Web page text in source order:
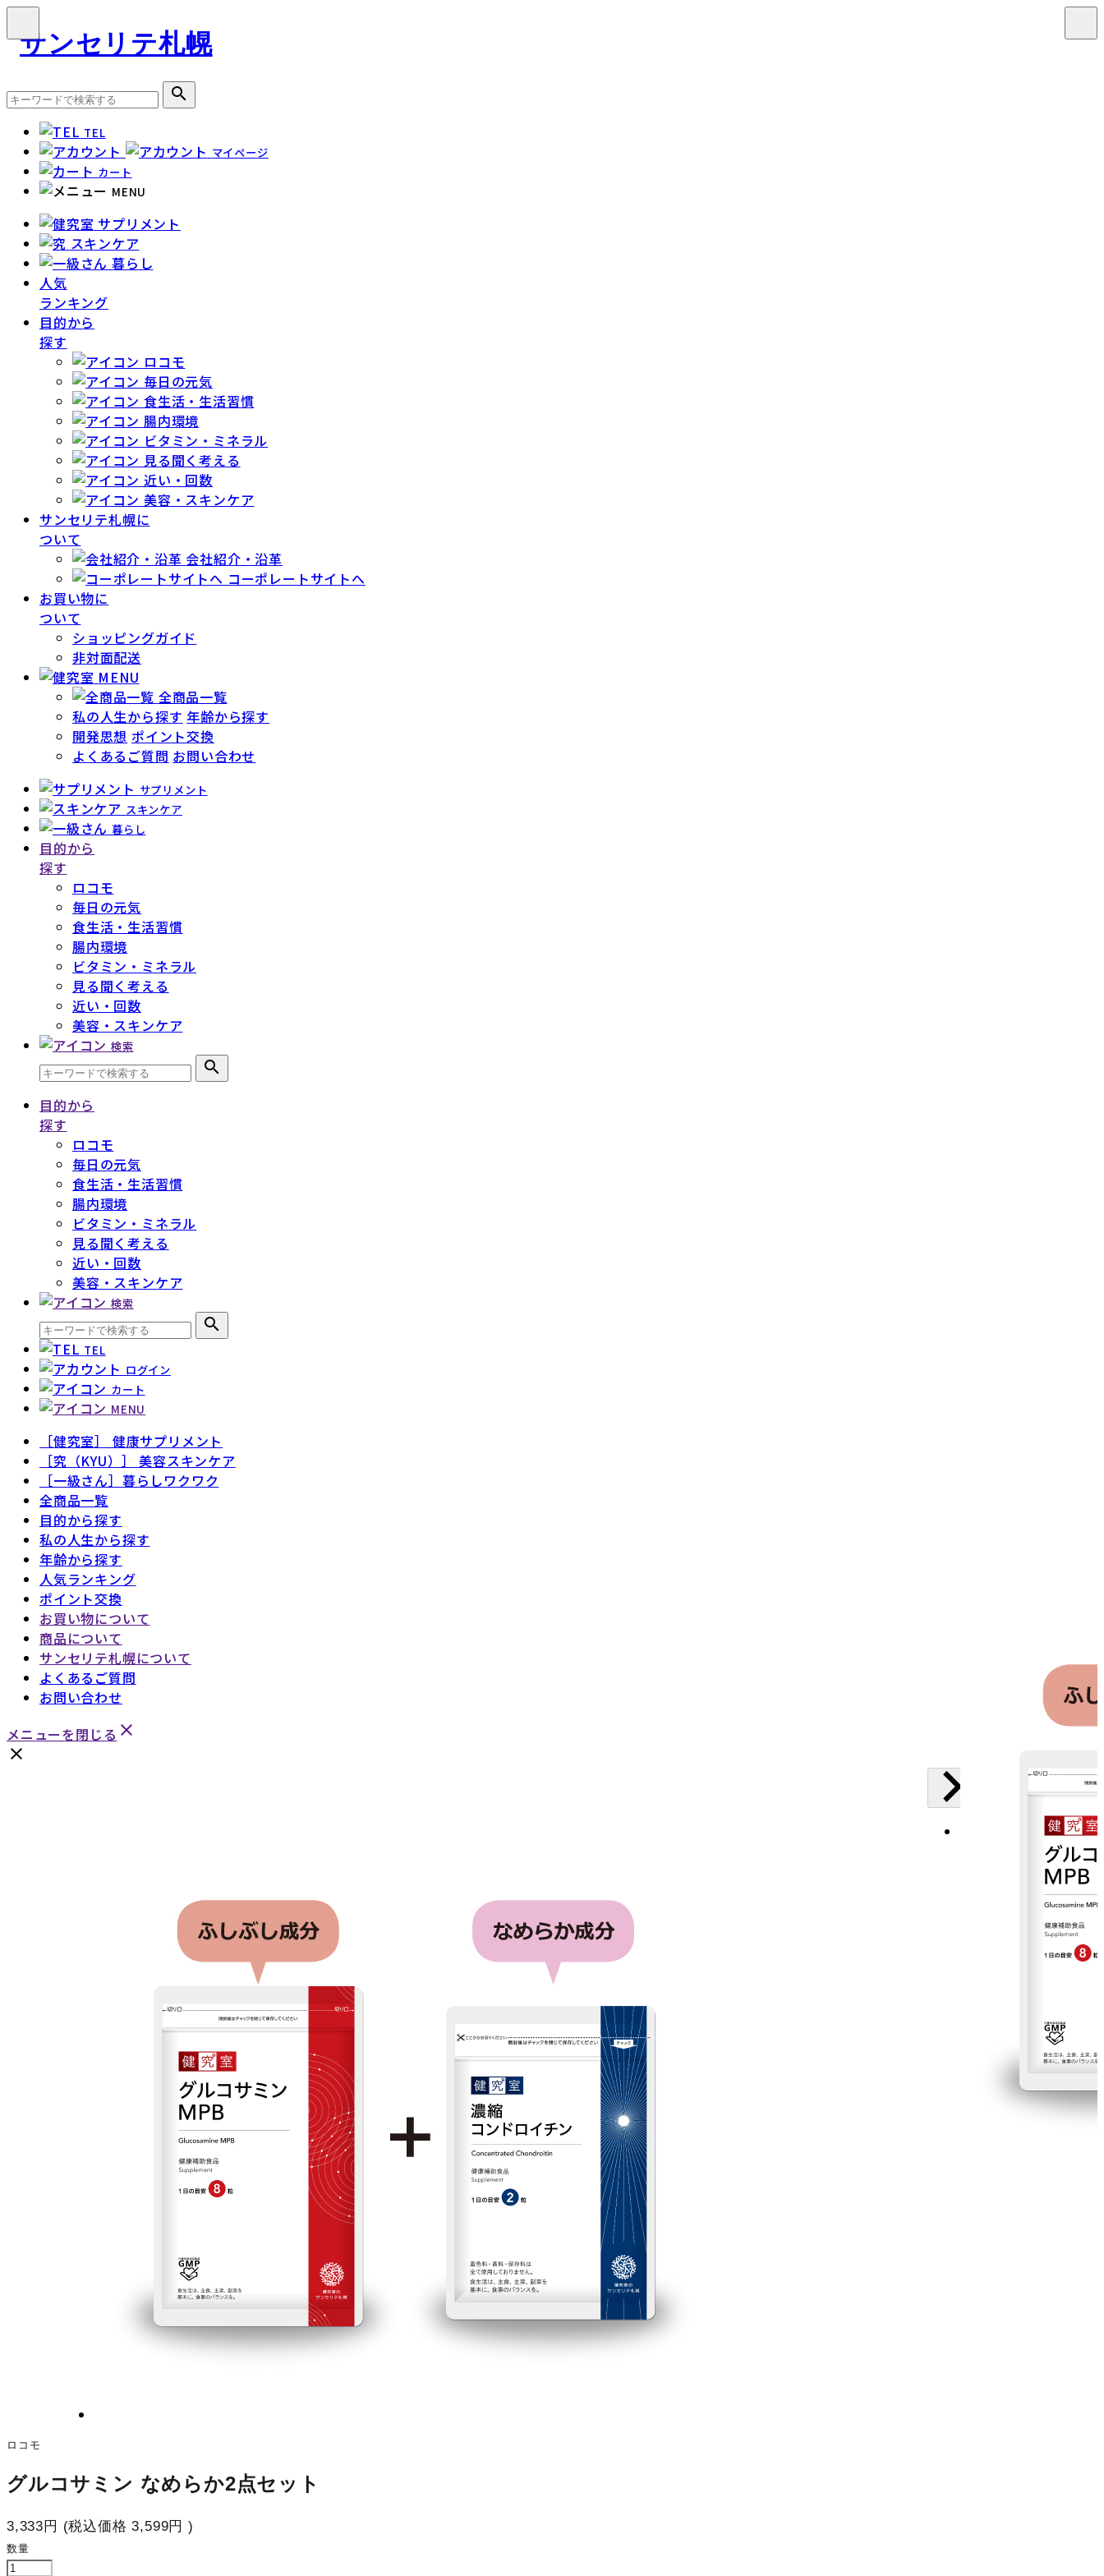
search
TEL
マイページ
カート
MENU
サプリメント
スキンケア
暮らし
人気
ランキング
目的から
探す
ロコモ
毎日の元気
食生活・生活習慣
腸内環境
ビタミン・ミネラル
見る聞く考える
近い・回数
美容・スキンケア
サンセリテ札幌に
ついて
会社紹介・沿革
コーポレートサイトへ
お買い物に
ついて
ショッピングガイド
非対面配送
MENU
全商品一覧
私の人生から探す 年齢から探す
開発思想 ポイント交換
よくあるご質問 お問い合わせ
サプリメント
スキンケア
暮らし
目的から
探す
ロコモ
毎日の元気
食生活・生活習慣
腸内環境
ビタミン・ミネラル
見る聞く考える
近い・回数
美容・スキンケア
検索
search
目的から
探す
ロコモ
毎日の元気
食生活・生活習慣
腸内環境
ビタミン・ミネラル
見る聞く考える
近い・回数
美容・スキンケア
検索
search
TEL
ログイン
カート
MENU
［健究室］ 健康サプリメント
［究（KYU）］ 美容スキンケア
［一級さん］暮らしワクワク
全商品一覧
目的から探す
私の人生から探す
年齢から探す
人気ランキング
ポイント交換
お買い物について
商品について
サンセリテ札幌について
よくあるご質問
お問い合わせ
メニューを閉じる close
close
ロコモ
グルコサミン なめらか2点セット
3,333円 (税込価格3,599円 )
数量